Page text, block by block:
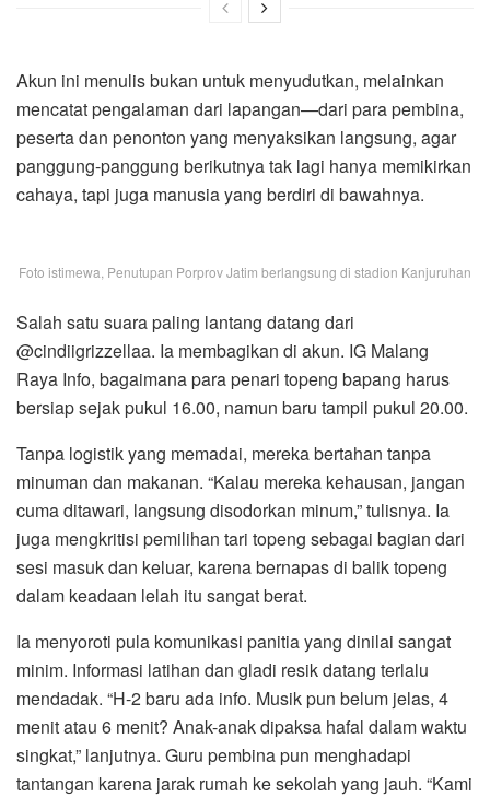
Akun ini menulis bukan untuk menyudutkan, melainkan
mencatat pengalaman dari lapangan—dari para pembina,
peserta dan penonton yang menyaksikan langsung, agar
panggung-panggung berikutnya tak lagi hanya memikirkan
cahaya, tapi juga manusia yang berdiri di bawahnya.
Foto istimewa, Penutupan Porprov Jatim berlangsung di stadion Kanjuruhan
Salah satu suara paling lantang datang dari
@cindiigrizzellaa. Ia membagikan di akun. IG Malang
Raya Info, bagaimana para penari topeng bapang harus
bersiap sejak pukul 16.00, namun baru tampil pukul 20.00.
Tanpa logistik yang memadai, mereka bertahan tanpa
minuman dan makanan. “Kalau mereka kehausan, jangan
cuma ditawari, langsung disodorkan minum,” tulisnya. Ia
juga mengkritisi pemilihan tari topeng sebagai bagian dari
sesi masuk dan keluar, karena bernapas di balik topeng
dalam keadaan lelah itu sangat berat.
Ia menyoroti pula komunikasi panitia yang dinilai sangat
minim. Informasi latihan dan gladi resik datang terlalu
mendadak. “H-2 baru ada info. Musik pun belum jelas, 4
menit atau 6 menit? Anak-anak dipaksa hafal dalam waktu
singkat,” lanjutnya. Guru pembina pun menghadapi
tantangan karena jarak rumah ke sekolah yang jauh. “Kami